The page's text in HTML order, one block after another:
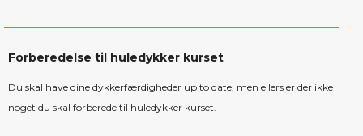
Forberedelse til huledykker kurset
Du skal have dine dykkerfærdigheder up to date, men ellers er der ikke
noget du skal forberede til huledykker kurset.